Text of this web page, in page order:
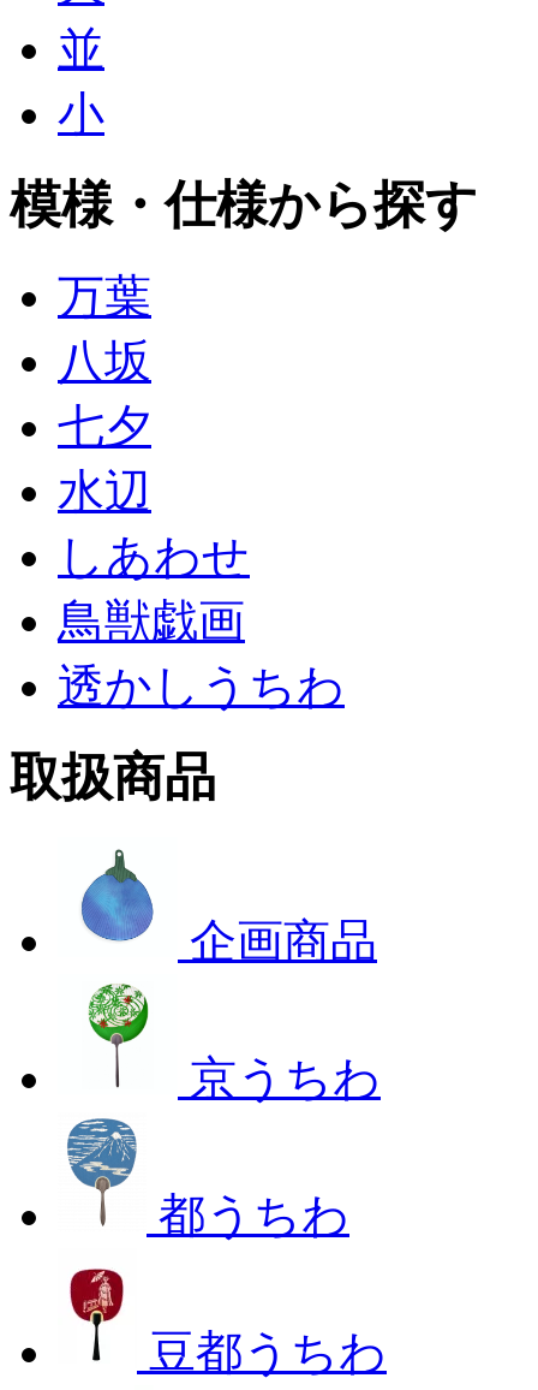
並
小
模様・仕様から探す
万葉
八坂
七夕
水辺
しあわせ
鳥獣戯画
透かしうちわ
取扱商品
企画商品
京うちわ
都うちわ
豆都うちわ